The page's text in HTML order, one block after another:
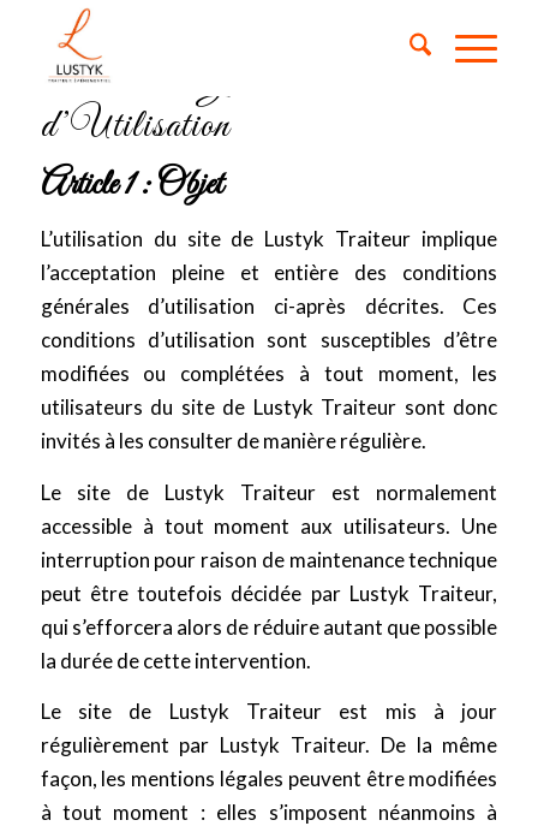
Conditions Générales
d’Utilisation
Article 1 : Objet
L’utilisation du site de Lustyk Traiteur implique
l’acceptation pleine et entière des conditions
générales d’utilisation ci-après décrites. Ces
conditions d’utilisation sont susceptibles d’être
modifiées ou complétées à tout moment, les
utilisateurs du site de Lustyk Traiteur sont donc
invités à les consulter de manière régulière.
Le site de Lustyk Traiteur est normalement
accessible à tout moment aux utilisateurs. Une
interruption pour raison de maintenance technique
peut être toutefois décidée par Lustyk Traiteur,
qui s’efforcera alors de réduire autant que possible
la durée de cette intervention.
Le site de Lustyk Traiteur est mis à jour
régulièrement par Lustyk Traiteur. De la même
façon, les mentions légales peuvent être modifiées
à tout moment : elles s’imposent néanmoins à